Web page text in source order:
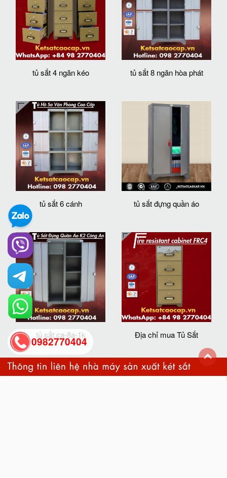
tủ sắt 4 ngăn kéo tủ sắt 8 ngăn hòa phát
tủ sắt 6 cánh tủ sắt đựng quần áo
tủ sắt ca-8a-1k Địa chỉ mua Tủ Sắt
0982770404
back